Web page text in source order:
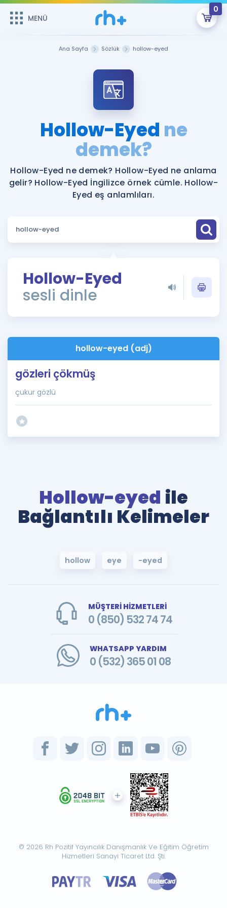
MENÜ
0
Şifremi Hatırlamıyorum
Sepetin Şu An Boş.
Remzi Hoca ile seni sınava hazırlayacak onlarca eğitim seni
bekliyor!
MENÜ
Katılımcı Görüşleri
Faydalı Araçlar
Ücretsiz Kaynaklar
Puan Hesaplama
ÖSYM Sınav Takvimi
Kampanyalar
İngilizce Gramer
İngilizce Gramer
Ana Sayfa Sözlük hollow-eyed
Hollow-Eyed ne
demek?
Hollow-Eyed ne demek? Hollow-Eyed ne anlama
gelir? Hollow-Eyed İngilizce örnek cümle. Hollow-
Eyed eş anlamlıları.
Hollow-Eyed
sesli dinle
hollow-eyed (adj)
gözleri çökmüş
çukur gözlü
Hollow-eyed ile
Bağlantılı Kelimeler
hollow eye -eyed
MÜŞTERİ HİZMETLERİ
0 (850) 532 74 74
WHATSAPP YARDIM
0 (532) 365 01 08
© 2026 Rh Pozitif Yayıncılık Danışmanlık Ve Eğitim Öğretim
Hizmetleri Sanayi Ticaret Ltd. Şti.